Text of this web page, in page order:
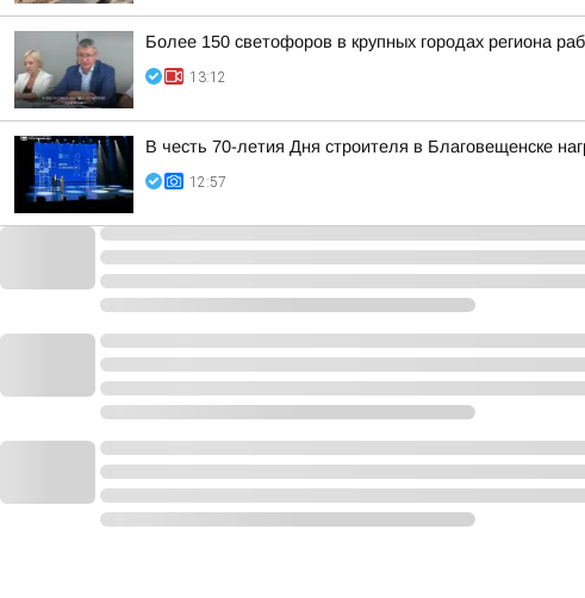
Более 150 светофоров в крупных городах региона
13:12
В честь 70-летия Дня строителя в Благовещенске
12:57